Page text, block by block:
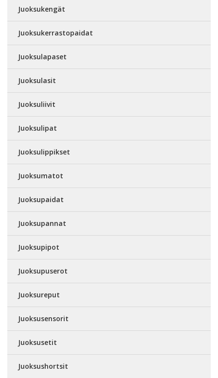
Juoksukengät
Juoksukerrastopaidat
Juoksulapaset
Juoksulasit
Juoksuliivit
Juoksulipat
Juoksulippikset
Juoksumatot
Juoksupaidat
Juoksupannat
Juoksupipot
Juoksupuserot
Juoksureput
Juoksusensorit
Juoksusetit
Juoksushortsit